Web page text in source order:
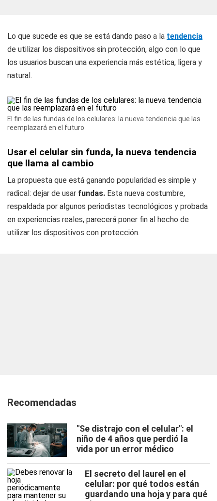
Lo que sucede es que se está dando paso a la tendencia
de utilizar los dispositivos sin protección, algo con lo que
los usuarios buscan una experiencia más estética, ligera y
natural.
El fin de las fundas de los celulares: la nueva tendencia que las
reemplazará en el futuro
Usar el celular sin funda, la nueva tendencia
que llama al cambio
La propuesta que está ganando popularidad es simple y
radical: dejar de usar fundas. Esta nueva costumbre,
respaldada por algunos periodistas tecnológicos y probada
en experiencias reales, parecerá poner fin al hecho de
utilizar los dispositivos con protección.
Recomendadas
"Se distrajo con el celular": el
niño de 4 años que perdió la
vida por un error médico
El secreto del laurel en el
celular: por qué todos están
guardando una hoja y para qué